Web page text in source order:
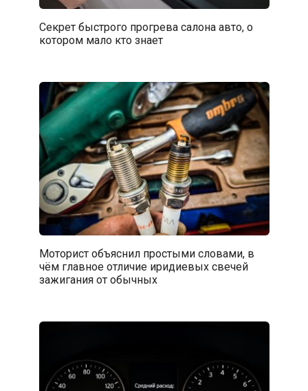
Секрет быстрого прогрева салона авто, о
котором мало кто знает
Моторист объяснил простыми словами, в
чём главное отличие иридиевых свечей
зажигания от обычных